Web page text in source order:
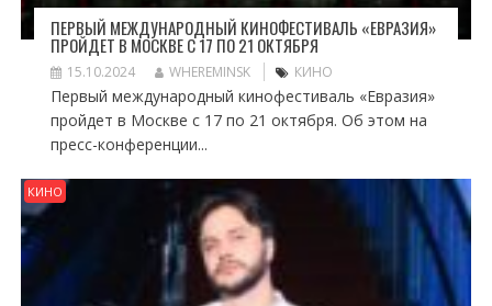
ПЕРВЫЙ МЕЖДУНАРОДНЫЙ КИНОФЕСТИВАЛЬ «ЕВРАЗИЯ»
ПРОЙДЕТ В МОСКВЕ С 17 ПО 21 ОКТЯБРЯ
15.10.2024 WHEREMINSK КИНО
Первый международный кинофестиваль «Евразия»
пройдет в Москве с 17 по 21 октября. Об этом на
пресс-конференции...
КИНО